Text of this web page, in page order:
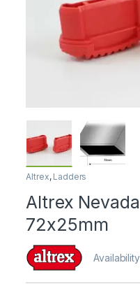
Altrex, Ladders
Altrex
72x25mm